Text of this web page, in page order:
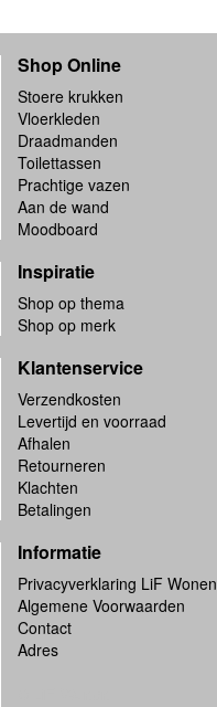
Shop Online
Stoere krukken
Vloerkleden
Draadmanden
Toilettassen
Prachtige vazen
Aan de wand
Moodboard
Inspiratie
Shop op thema
Shop op merk
Klantenservice
Verzendkosten
Levertijd en voorraad
Afhalen
Retourneren
Klachten
Betalingen
Informatie
Privacyverklaring LiF Wonen
Algemene Voorwaarden
Contact
Adres